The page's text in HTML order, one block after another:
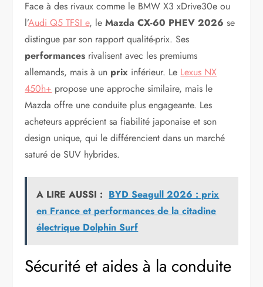
Face à des rivaux comme le BMW X3 xDrive30e ou
l’Audi Q5 TFSI e, leMazda CX-60 PHEV 2026 se
distingue par son rapport qualité-prix. Ses
performances rivalisent avec les premiums
allemands, mais à un prix inférieur. Le Lexus NX
450h+ propose une approche similaire, mais le
Mazda offre une conduite plus engageante. Les
acheteurs apprécient sa fiabilité japonaise et son
design unique, qui le différencient dans un marché
saturé de SUV hybrides.
A LIRE AUSSI : BYD Seagull 2026 : prix
en France et performances de la citadine
électrique Dolphin Surf
Sécurité et aides à la conduite